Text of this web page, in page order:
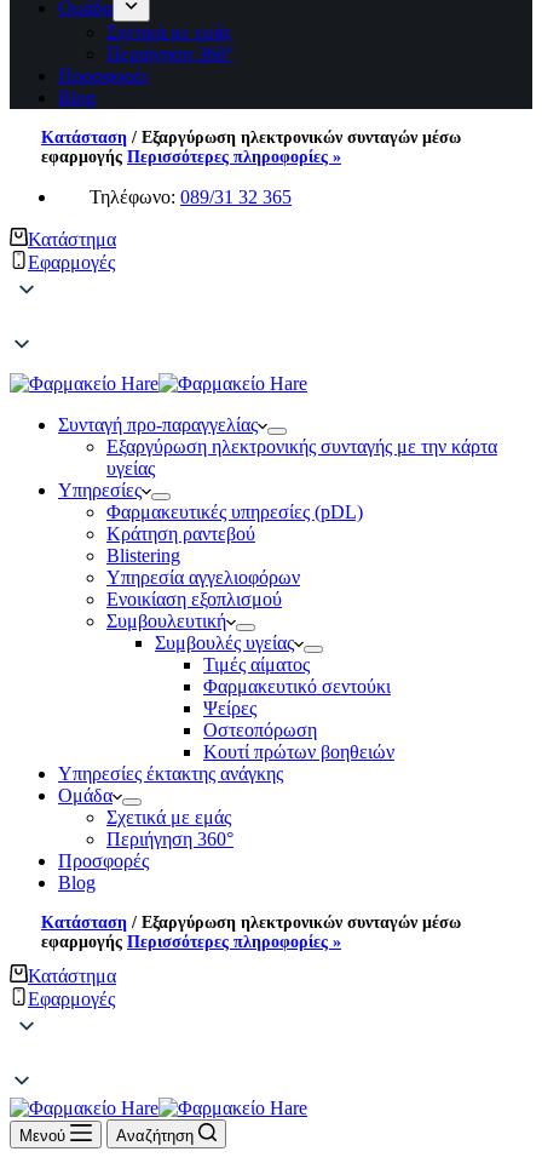
Ομάδα
Σχετικά με εμάς
Περιήγηση 360°
Προσφορές
Blog
Κατάσταση / Εξαργύρωση ηλεκτρονικών συνταγών μέσω
εφαρμογής Περισσότερες πληροφορίες »
Τηλέφωνο: 089/31 32 365
Κατάστημα
Εφαρμογές
Συνταγή προ-παραγγελίας
Εξαργύρωση ηλεκτρονικής συνταγής με την κάρτα
υγείας
Υπηρεσίες
Φαρμακευτικές υπηρεσίες (pDL)
Κράτηση ραντεβού
Blistering
Υπηρεσία αγγελιοφόρων
Ενοικίαση εξοπλισμού
Συμβουλευτική
Συμβουλές υγείας
Τιμές αίματος
Φαρμακευτικό σεντούκι
Ψείρες
Οστεοπόρωση
Κουτί πρώτων βοηθειών
Υπηρεσίες έκτακτης ανάγκης
Ομάδα
Σχετικά με εμάς
Περιήγηση 360°
Προσφορές
Blog
Κατάσταση / Εξαργύρωση ηλεκτρονικών συνταγών μέσω
εφαρμογής Περισσότερες πληροφορίες »
Κατάστημα
Εφαρμογές
Μενού Αναζήτηση